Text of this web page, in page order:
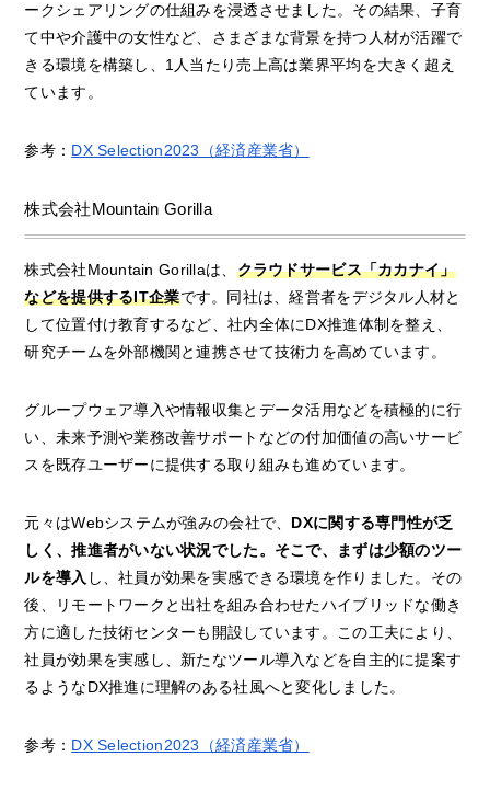
ークシェアリングの仕組みを浸透させました。その結果、子育
て中や介護中の女性など、さまざまな背景を持つ人材が活躍で
きる環境を構築し、1人当たり売上高は業界平均を大きく超え
ています。
参考： DX Selection2023（経済産業省）
株式会社Mountain Gorilla
株式会社Mountain Gorillaは、 クラウドサービス「カカナイ」
などを提供するIT企業です。同社は、経営者をデジタル人材と
して位置付け教育するなど、社内全体にDX推進体制を整え、
研究チームを外部機関と連携させて技術力を高めています。
グループウェア導入や情報収集とデータ活用などを積極的に行
い、未来予測や業務改善サポートなどの付加価値の高いサービ
スを既存ユーザーに提供する取り組みも進めています。
元々はWebシステムが強みの会社で、 DXに関する専門性が乏
しく、推進者がいない状況でした。そこで、まずは少額のツー
ルを導入 し、社員が効果を実感できる環境を作りました。その
後、リモートワークと出社を組み合わせたハイブリッドな働き
方に適した技術センターも開設しています。この工夫により、
社員が効果を実感し、新たなツール導入などを自主的に提案す
るようなDX推進に理解のある社風へと変化しました。
参考： DX Selection2023（経済産業省）